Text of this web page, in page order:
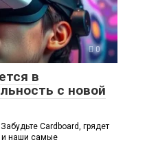
0
в
с новой
Cardboard, грядет
и наши самые